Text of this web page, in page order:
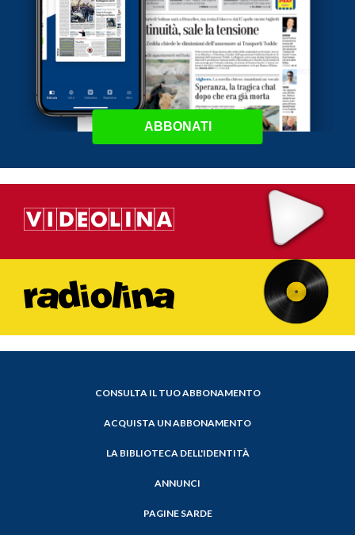
ABBONATI
CONSULTA IL TUO ABBONAMENTO
ACQUISTA UN ABBONAMENTO
LA BIBLIOTECA DELL'IDENTITÀ
ANNUNCI
PAGINE SARDE